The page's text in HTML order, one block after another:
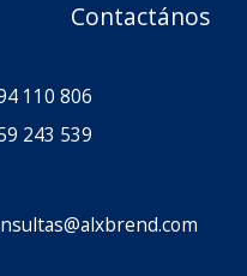
Contactános
110 806
243 539